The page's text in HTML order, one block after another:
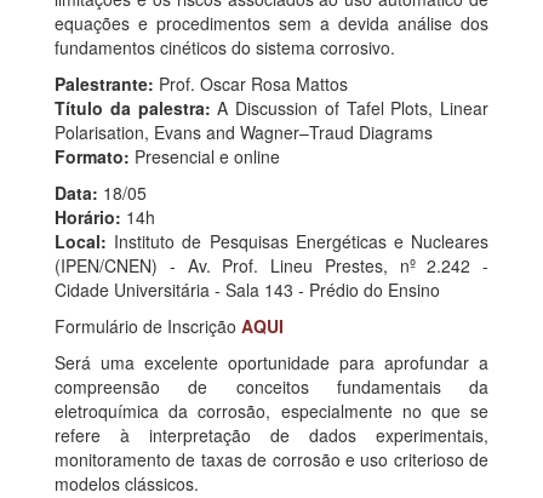
equações e procedimentos sem a devida análise dos
fundamentos cinéticos do sistema corrosivo.
Palestrante: Prof. Oscar Rosa Mattos
Título da palestra: A Discussion of Tafel Plots, Linear
Polarisation, Evans and Wagner–Traud Diagrams
Formato: Presencial e online
Data: 18/05
Horário: 14h
Local: Instituto de Pesquisas Energéticas e Nucleares
(IPEN/CNEN) - Av. Prof. Lineu Prestes, nº 2.242 -
Cidade Universitária - Sala 143 - Prédio do Ensino
Formulário de Inscrição AQUI
Será uma excelente oportunidade para aprofundar a
compreensão de conceitos fundamentais da
eletroquímica da corrosão, especialmente no que se
refere à interpretação de dados experimentais,
monitoramento de taxas de corrosão e uso criterioso de
modelos clássicos.